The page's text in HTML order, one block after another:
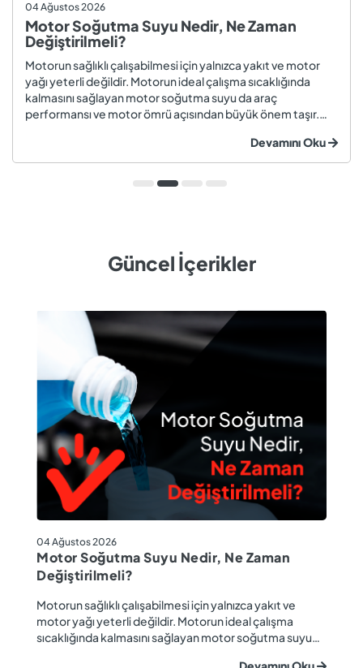
04 Ağustos 2026
Motor Soğutma Suyu Nedir, Ne Zaman
Değiştirilmeli?
Motorun sağlıklı çalışabilmesi için yalnızca yakıt ve motor
yağı yeterli değildir. Motorun ideal çalışma sıcaklığında
kalmasını sağlayan motor soğutma suyu da araç
performansı ve motor ömrü açısından büyük önem taşır.
değiştirilmeyen soğutma suyu; hararet, korozyon, motor
arızaları ve yüksek onarım ma...
Devamını Oku
Güncel İçerikler
04 Ağustos 2026
Motor Soğutma Suyu Nedir, Ne Zaman
Değiştirilmeli?
Motorun sağlıklı çalışabilmesi için yalnızca yakıt ve
motor yağı yeterli değildir. Motorun ideal çalışma
sıcaklığında kalmasını sağlayan motor soğutma suyu